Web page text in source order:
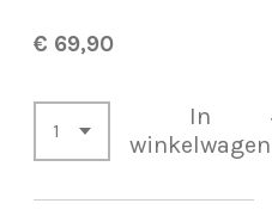
€ 69,90
In
winkelwagen